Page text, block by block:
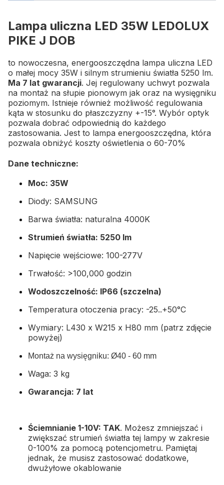
Lampa uliczna LED 35W LEDOLUX
PIKE J DOB
to nowoczesna, energooszczędna lampa uliczna LED
o małej mocy 35W i silnym strumieniu światła 5250 lm.
Ma 7 lat gwarancji. Jej regulowany uchwyt pozwala
na montaż na słupie pionowym jak oraz na wysięgniku
poziomym. Istnieje również możliwość regulowania
kąta w stosunku do płaszczyzny +-15°. Wybór optyk
pozwala dobrać odpowiednią do każdego
zastosowania. Jest to lampa energooszczędna, która
pozwala obniżyć koszty oświetlenia o 60-70%
Dane techniczne:
Moc: 35W
Diody: SAMSUNG
Barwa światła: naturalna 4000K
Strumień światła: 5250 lm
Napięcie wejściowe: 100-277V
Trwałość: >100,000 godzin
Wodoszczelność: IP66 (szczelna)
Temperatura otoczenia pracy: -25..+50°C
Wymiary: L430 x W215 x H80 mm (patrz zdjęcie
powyżej)
Montaż na wysięgniku: Ø40 - 60 mm
Waga: 3 kg
Gwarancja: 7 lat
Ściemnianie 1-10V: TAK. Możesz zmniejszać i
zwiększać strumień światła tej lampy w zakresie
0-100% za pomocą potencjometru. Pamiętaj
jednak, że musisz zastosować dodatkowe,
dwużyłowe okablowanie